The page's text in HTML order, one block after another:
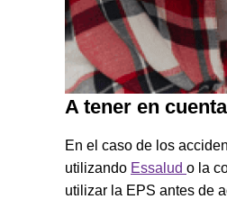
A tener en cuenta
En el caso de los
utilizando Essalud o la
utilizar la EPS antes de